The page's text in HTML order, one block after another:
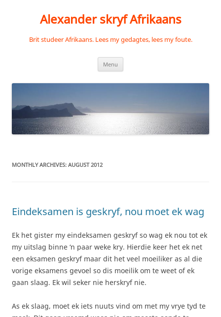
Alexander skryf Afrikaans
Brit studeer Afrikaans. Lees my gedagtes, lees my foute.
Menu
MONTHLY ARCHIVES: AUGUST 2012
Eindeksamen is geskryf, nou moet ek wag
Ek het gister my eindeksamen geskryf so wag ek nou tot ek
my uitslag binne ‘n paar weke kry. Hierdie keer het ek net
een eksamen geskryf maar dit het veel moeiliker as al die
vorige eksamens gevoel so dis moeilik om te weet of ek
gaan slaag. Ek wil seker nie herskryf nie.
As ek slaag, moet ek iets nuuts vind om met my vrye tyd te